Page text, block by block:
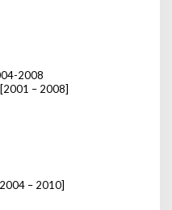
2008
– 2008]
– 2010]